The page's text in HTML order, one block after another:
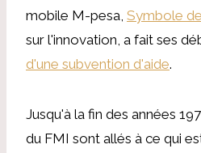
mobile M-pesa, Symbole
sur l'innovation, a fait ses
d'une subvention d'aide.
Jusqu'à la fin des années
du FMI sont allés à ce qui